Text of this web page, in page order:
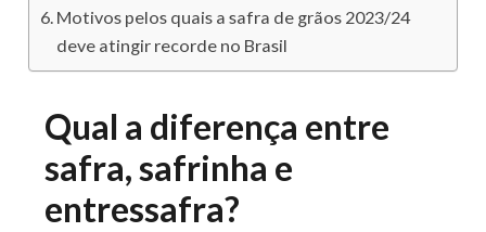
Motivos pelos quais a safra de grãos 2023/24
deve atingir recorde no Brasil
Qual a diferença entre
safra, safrinha e
entressafra?